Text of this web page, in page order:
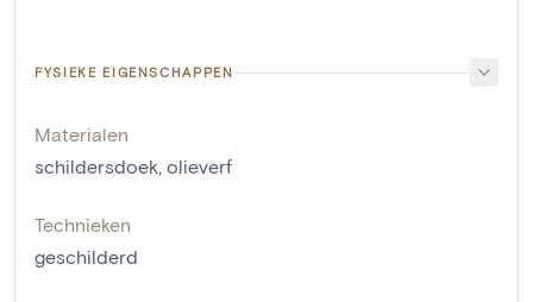
FYSIEKE EIGENSCHAPPEN
Materialen
schildersdoek, olieverf
Technieken
geschilderd